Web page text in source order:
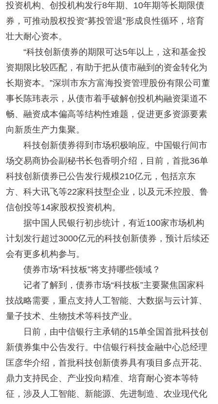
投资机构、创投机构发行8年期、10年期等长期限债
券，可推动股权投资“募投管退”形成良性循环，培育
壮大耐心资本。
“科技创新债券的期限可达5年以上，这和基金投
资期限比较匹配，有助于把从债市融到的资金转化为
长期资本。”深圳市东方富海投资管理股份有限公司董
事长陈玮表示，从债市着手破解创投机构融资渠道不
畅、融资成本偏高等结构性难题，促进更多资源要素
向新质生产力集聚。
科技创新债券得到市场积极响应。中国银行间市
场交易商协会副秘书长包香明介绍，目前，首批36单
科技创新债券已公告发行规模210亿元，包括京东
方、科大讯飞等22家科技型企业，以及元禾控股、鲁
信创投等14家股权投资机构。
据中国人民银行初步统计，有近100家市场机构
计划发行超过3000亿元的科技创新债券，预计后续还
会有更多机构参与。
债券市场“科技板”将支持哪些领域？
记者了解到，债券市场“科技板”主要聚焦国家科
技战略需要，重点支持人工智能、大数据与云计算、
量子技术、生物技术等科技产业。
日前，由中信银行主承销的15单全国首批科技创
新债券集中公告发行。中信银行科技金融中心总经理
匡彦华介绍，首批科技创新债券具有项目多点开花、
鼎力支持民企、产业投向精准、培育耐心资本等特
征，涉及人工智能、新能源、先进制造、农业现代化